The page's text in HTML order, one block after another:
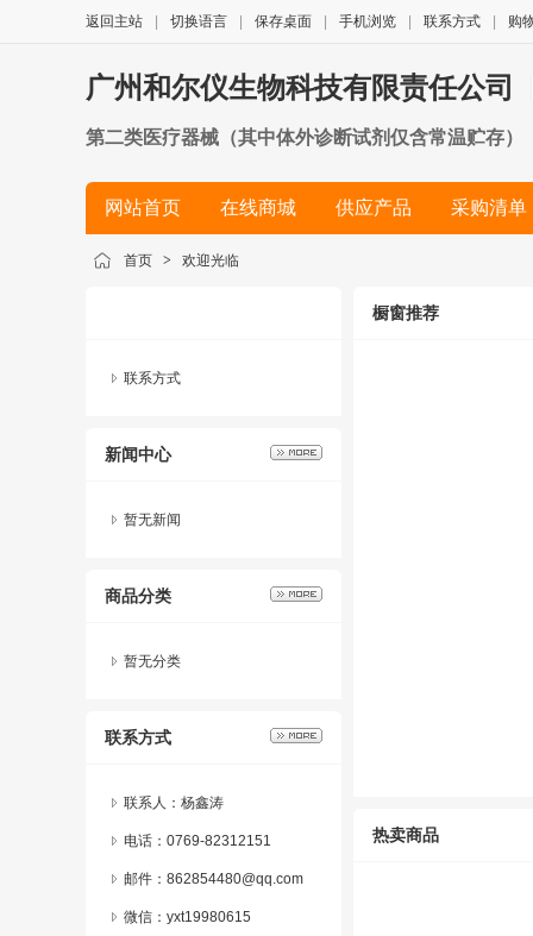
返回主站 切换语言 保存桌面 手机浏览 联系方式 购
广州和尔仪生物科技有限责任公司
第二类医疗器械（其中体外诊断试剂仅含常温贮存）
网站首页 在线商城 供应产品 采购清单
简历
首页 > 欢迎光临
联系方式
新闻中心
暂无新闻
商品分类
暂无分类
联系方式
联系人：杨鑫涛
电话：0769-82312151
邮件：862854480@qq.com
微信： yxt19980615
橱窗推荐
热卖商品